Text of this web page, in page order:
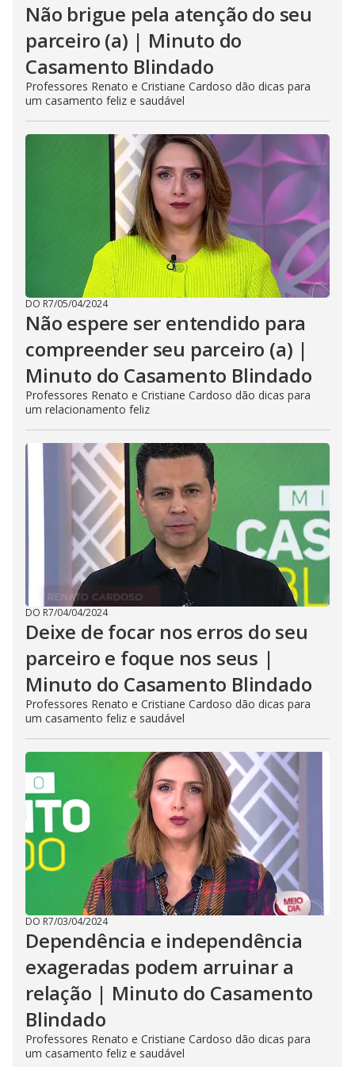
Não brigue pela atenção do seu
parceiro (a) | Minuto do
Casamento Blindado
Professores Renato e Cristiane Cardoso dão dicas para
um casamento feliz e saudável
DO R7/05/04/2024
Não espere ser entendido para
compreender seu parceiro (a) |
Minuto do Casamento Blindado
Professores Renato e Cristiane Cardoso dão dicas para
um relacionamento feliz
DO R7/04/04/2024
Deixe de focar nos erros do seu
parceiro e foque nos seus |
Minuto do Casamento Blindado
Professores Renato e Cristiane Cardoso dão dicas para
um casamento feliz e saudável
DO R7/03/04/2024
Dependência e independência
exageradas podem arruinar a
relação | Minuto do Casamento
Blindado
Professores Renato e Cristiane Cardoso dão dicas para
um casamento feliz e saudável